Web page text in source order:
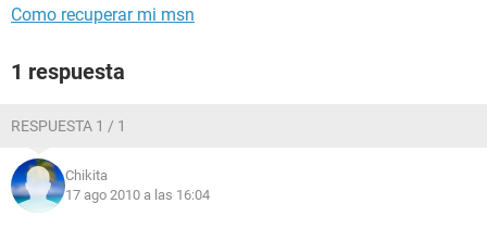
Como recuperar mi msn
1 respuesta
RESPUESTA 1 / 1
Chikita
17 ago 2010 a las 16:04